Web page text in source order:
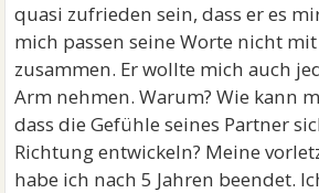
quasi zufrieden sein, dass er es
mich passen seine Worte nicht
zusammen. Er wollte mich auch
Arm nehmen. Warum? Wie kann
dass die Gefühle seines Partner
Richtung entwickeln? Meine
habe ich nach 5 Jahren beendet.